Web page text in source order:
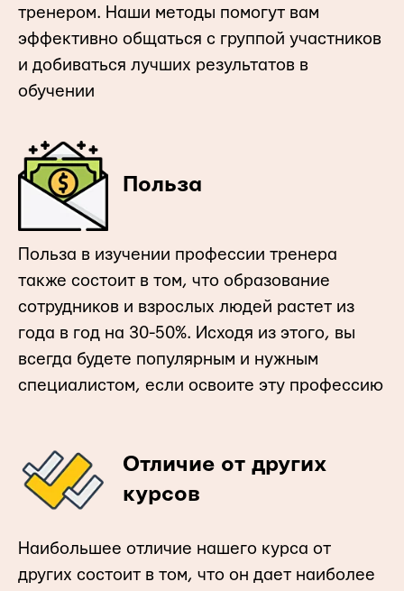
тренером. Наши методы помогут вам
эффективно общаться с группой участников
и добиваться лучших результатов в
обучении
Польза
Польза в изучении профессии тренера
также состоит в том, что образование
сотрудников и взрослых людей растет из
года в год на 30-50%. Исходя из этого, вы
всегда будете популярным и нужным
специалистом, если освоите эту профессию
Отличие от других
курсов
Наибольшее отличие нашего курса от
других состоит в том, что он дает наиболее